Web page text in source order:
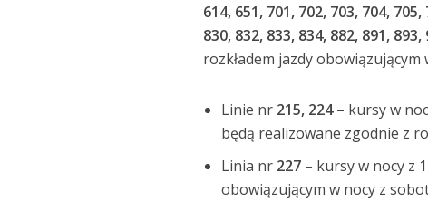
614, 651, 701, 702, 703, 704,
830, 832, 833, 834, 882, 891,
rozkładem jazdy
Linie nr 215, 224 – kursy w
będą realizowane zgodnie z
Linia nr 227 – kursy w nocy z
obowiązującym w nocy z